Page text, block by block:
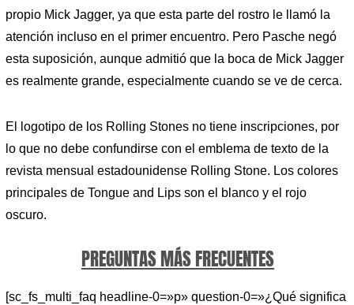
propio Mick Jagger, ya que esta parte del rostro le llamó la
atención incluso en el primer encuentro. Pero Pasche negó
esta suposición, aunque admitió que la boca de Mick Jagger
es realmente grande, especialmente cuando se ve de cerca.
El logotipo de los Rolling Stones no tiene inscripciones, por
lo que no debe confundirse con el emblema de texto de la
revista mensual estadounidense Rolling Stone. Los colores
principales de Tongue and Lips son el blanco y el rojo
oscuro.
PREGUNTAS MÁS FRECUENTES
[sc_fs_multi_faq headline-0=»p» question-0=»¿Qué significa